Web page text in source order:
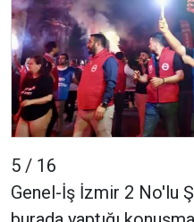
5 / 16
Genel-İş İzmir 2 No'lu